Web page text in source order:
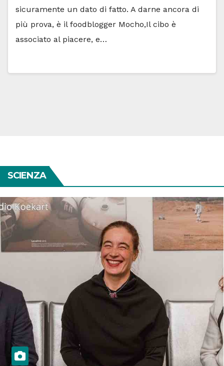
sicuramente un dato di fatto. A darne ancora di
più prova, è il foodblogger Mocho,Il cibo è
associato al piacere, e…
SCIENZA